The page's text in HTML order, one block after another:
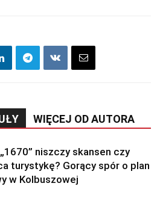
WIĘCEJ OD AUTORA
niszczy skansen czy
turystykę? Gorący spór o plan
w Kolbuszowej